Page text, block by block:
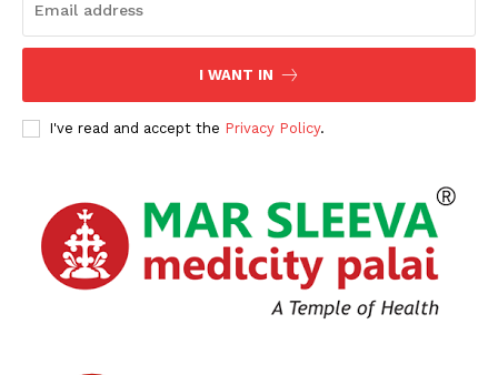
I WANT IN
I've read and accept the Privacy Policy.